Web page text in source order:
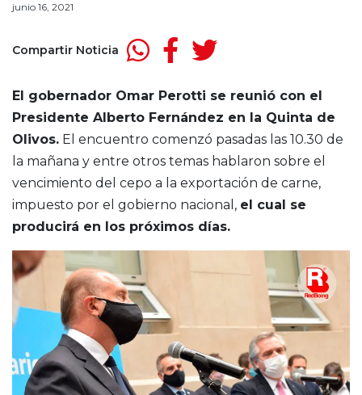
junio 16, 2021
Compartir Noticia
El gobernador Omar Perotti se reunió con el
Presidente Alberto Fernández en la Quinta de
Olivos. El encuentro comenzó pasadas las 10.30 de
la mañana y entre otros temas hablaron sobre el
vencimiento del cepo a la exportación de carne,
impuesto por el gobierno nacional, el cual se
producirá en los próximos días.